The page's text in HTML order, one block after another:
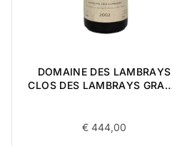
DOMAINE DES LAMBRAYS
CLOS DES LAMBRAYS
€ 444,00